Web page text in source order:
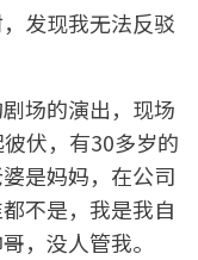
发现我无法反驳
场的演出，现场
伏，有30多岁的
是妈妈，在公司
不是，我是我自
，没人管我。